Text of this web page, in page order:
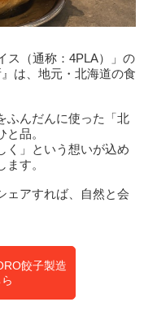
ス（通称：4PLA）」の
は、地元・北海道の食
ふんだんに使った「北
品。
く」という想いが込め
す。
ェアすれば、自然と会
餃子製造